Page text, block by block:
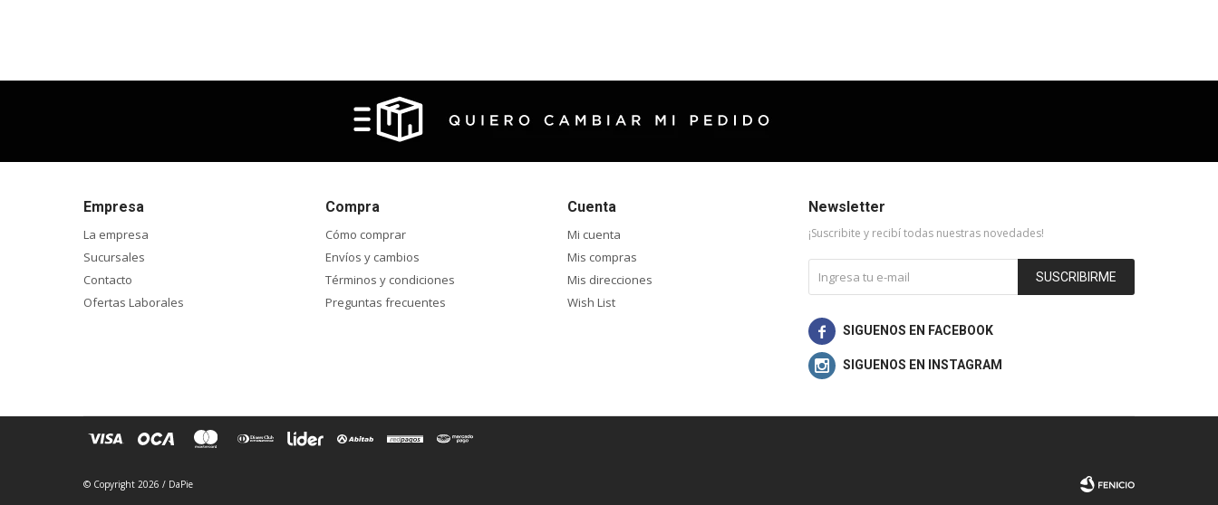
Empresa
La empresa
Sucursales
Contacto
Ofertas Laborales
Compra
Cómo comprar
Envíos y cambios
Términos y condiciones
Preguntas frecuentes
Cuenta
Mi cuenta
Mis compras
Mis direcciones
Wish List
Newsletter
¡Suscribite y recibí todas nuestras novedades!
SUSCRIBIRME


© Copyright 2026 / DaPie